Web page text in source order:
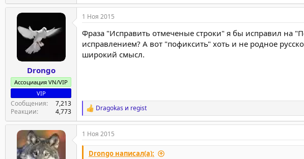
Drongo
Ассоциация VN/VIP
VIP
Сообщения
7,213
Реакции
4,773
1 Ноя 2015
Фраза "Исправить отмеченые строки" я бы исправил на
исправлением? А вот "пофиксить" хоть и не родное
широкий смысл.
Р
е
а
к
ц
и
Dragokas и regist
1 Ноя 2015
Drongo написал(а):